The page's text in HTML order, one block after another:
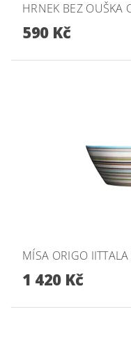
HRNEK BEZ OUŠKA
590 Kč
MÍSA ORIGO
1 420 Kč